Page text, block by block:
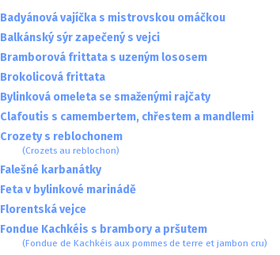
Badyánová vajíčka s mistrovskou omáčkou
Balkánský sýr zapečený s vejci
Bramborová frittata s uzeným lososem
Brokolicová frittata
Bylinková omeleta se smaženými rajčaty
Clafoutis s camembertem, chřestem a mandlemi
Crozety s reblochonem
(Crozets au reblochon)
Falešné karbanátky
Feta v bylinkové marinádě
Florentská vejce
Fondue Kachkéis s brambory a pršutem
(Fondue de Kachkéis aux pommes de terre et jambon cru)